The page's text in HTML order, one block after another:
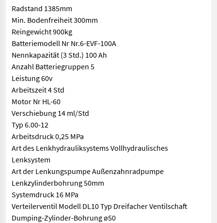
Radstand 1385mm
Min. Bodenfreiheit 300mm
Reingewicht 900kg
Batteriemodell Nr Nr.6-EVF-100A
Nennkapazität (3 Std.) 100 Ah
Anzahl Batteriegruppen 5
Leistung 60v
Arbeitszeit 4 Std
Motor Nr HL-60
Verschiebung 14 ml/Std
Typ 6.00-12
Arbeitsdruck 0,25 MPa
Art des Lenkhydrauliksystems Vollhydraulisches
Lenksystem
Art der Lenkungspumpe Außenzahnradpumpe
Lenkzylinderbohrung 50mm
Systemdruck 16 MPa
Verteilerventil Modell DL10 Typ Dreifacher Ventilschaft
Dumping-Zylinder-Bohrung ø50